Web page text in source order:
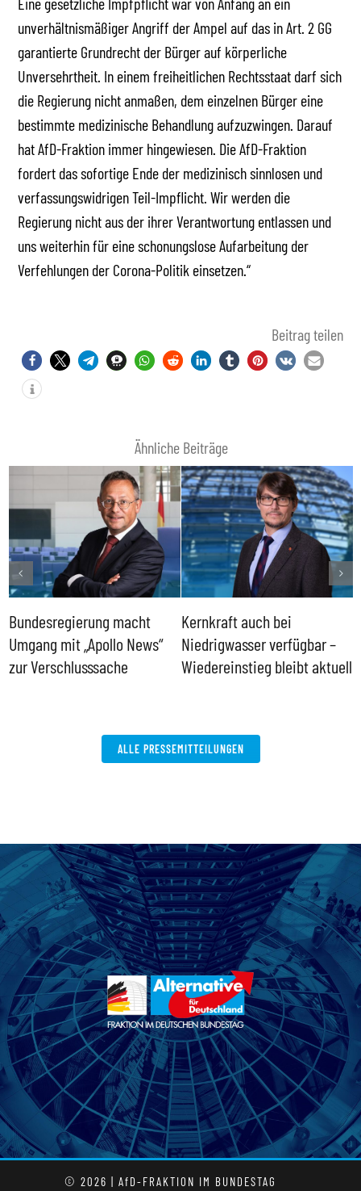
unverhältnismäßiger Angriff der Ampel auf das in Art. 2 GG
garantierte Grundrecht der Bürger auf körperliche
Unversehrtheit. In einem freiheitlichen Rechtsstaat darf sich
die Regierung nicht anmaßen, dem einzelnen Bürger eine
bestimmte medizinische Behandlung aufzuzwingen. Darauf
hat AfD-Fraktion immer hingewiesen. Die AfD-Fraktion
fordert das sofortige Ende der medizinisch sinnlosen und
verfassungswidrigen Teil-Impflicht. Wir werden die
Regierung nicht aus der ihrer Verantwortung entlassen und
uns weiterhin für eine schonungslose Aufarbeitung der
Verfehlungen der Corona-Politik einsetzen.“
Beitrag teilen
Ähnliche Beiträge
Bundesregierung macht
Umgang mit „Apollo News“
zur Verschlusssache
Kernkraft auch bei
Niedrigwasser verfügbar –
Wiedereinstieg bleibt aktuell
ALLE PRESSEMITTEILUNGEN
© 2026 | AfD-FRAKTION IM BUNDESTAG